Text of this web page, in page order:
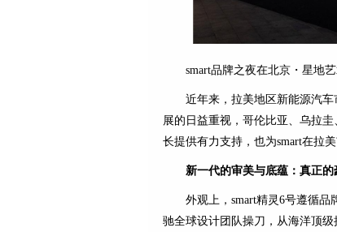
smart品牌之夜在北京・星地
近年来，拉美地区新能源汽
展的日益重视，哥伦比亚、乌拉
长提供有力支持，也为smart在拉
新一代的审美与底蕴：真正
外观上，smart精灵6号遵循品
驰全球设计团队操刀，从海洋顶